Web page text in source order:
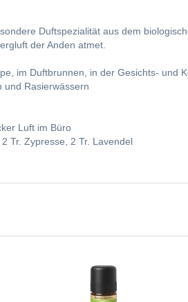
Duftspezialität aus dem
der Anden atmet.
im Duftbrunnen, in der Gesichts- und
und Rasierwässern
Luft im Büro
Tr. Zypresse, 2 Tr. Lavendel